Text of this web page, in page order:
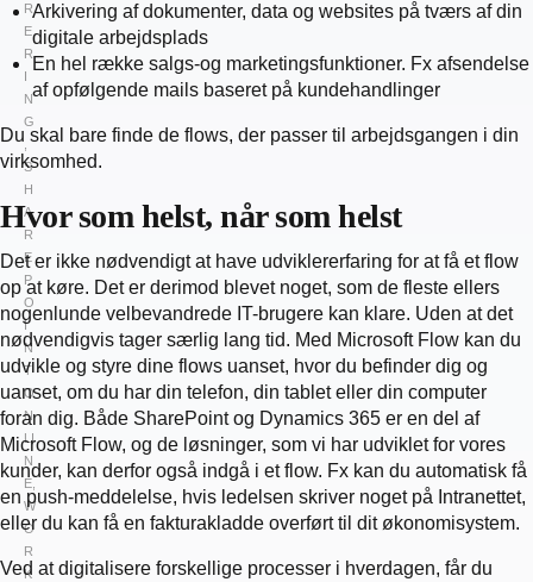
R
E
R
I
N
G
S
H
A
R
E
P
O
I
N
T
O
N
LI
N
E,
W
O
R
K
Arkivering af dokumenter, data og websites på tværs af din
digitale arbejdsplads
En hel række salgs-og marketingsfunktioner. Fx afsendelse
af opfølgende mails baseret på kundehandlinger
Du skal bare finde de flows, der passer til arbejdsgangen i din
virksomhed.
Hvor som helst, når som helst
Det er ikke nødvendigt at have udviklererfaring for at få et flow
op at køre. Det er derimod blevet noget, som de fleste ellers
nogenlunde velbevandrede IT-brugere kan klare. Uden at det
nødvendigvis tager særlig lang tid. Med Microsoft Flow kan du
udvikle og styre dine flows uanset, hvor du befinder dig og
uanset, om du har din telefon, din tablet eller din computer
foran dig. Både SharePoint og Dynamics 365 er en del af
Microsoft Flow, og de løsninger, som vi har udviklet for vores
kunder, kan derfor også indgå i et flow. Fx kan du automatisk få
en push-meddelelse, hvis ledelsen skriver noget på Intranettet,
eller du kan få en fakturakladde overført til dit økonomisystem.
Ved at digitalisere forskellige processer i hverdagen, får du